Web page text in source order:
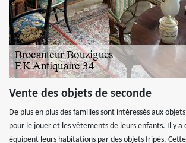
Vente des objets de seconde
De plus en plus des familles sont intéressés aux
pour le jouer et les vêtements de leurs enfants. Il y a
équipent leurs habitations par des objets fripés.